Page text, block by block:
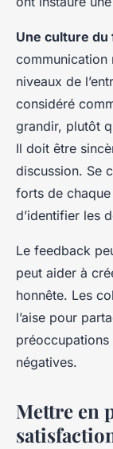
Une culture du
communication
niveaux de
considéré
grandir, plutôt
Il doit être
discussion. Se
forts de
d’identifier les
Le feedback
peut aider à
honnête. Les
l’aise pour
préoccupations
négatives.
Mettre en